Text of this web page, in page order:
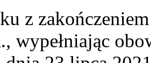
z
wypełniając